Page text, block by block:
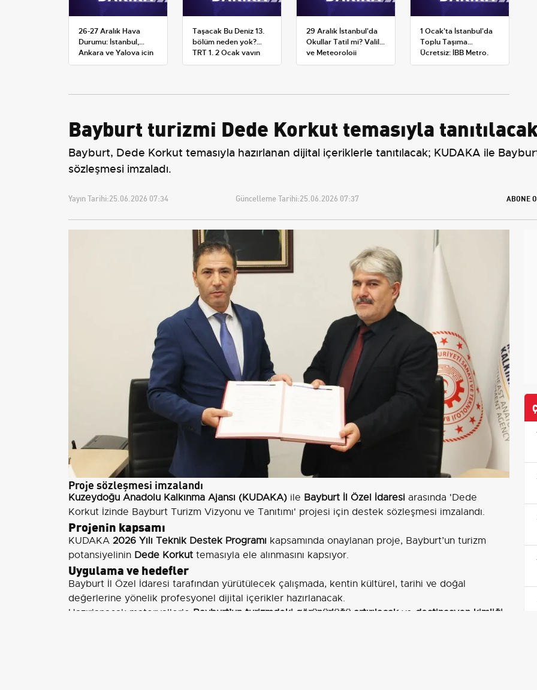
26-27 Aralık Hava
Durumu: İstanbul,
Ankara ve Yalova için
Kar Tahminleri
Taşacak Bu Deniz 13.
bölüm neden yok?
TRT 1, 2 Ocak yayın
planını değiştirdi
29 Aralık İstanbul'da
Okullar Tatil mi? Valilik
ve Meteoroloji
Açıklamaları
1 Ocak'ta İstanbul'da
Toplu Taşıma
Ücretsiz: İBB Metro,
Metrobüs ve Otobüs
Bayburt turizmi Dede Korkut temasıyla
Bayburt, Dede Korkut temasıyla hazırlanan dijital içeriklerle tanıtılacak; KUDAKA ile
sözleşmesi imzaladı.
Yayın Tarihi:25.06.2026 07:34 Güncelleme Tarihi:25.06.2026 07:37 ABONE
Proje sözleşmesi imzalandı
Kuzeydoğu Anadolu Kalkınma Ajansı (KUDAKA) ile Bayburt İl Özel İdaresi arasında 'Dede
Korkut İzinde Bayburt Turizm Vizyonu ve Tanıtımı' projesi için destek sözleşmesi imzalandı.
Projenin kapsamı
KUDAKA 2026 Yılı Teknik Destek Programı kapsamında onaylanan proje, Bayburt’un turizm
potansiyelinin Dede Korkut temasıyla ele alınmasını kapsıyor.
Uygulama ve hedefler
Bayburt İl Özel İdaresi tarafından yürütülecek çalışmada, kentin kültürel, tarihi ve doğal
değerlerine yönelik profesyonel dijital içerikler hazırlanacak.
Hazırlanacak materyallerle Bayburt’un turizmdeki görünürlüğü artırılacakve destinasyon kimliği